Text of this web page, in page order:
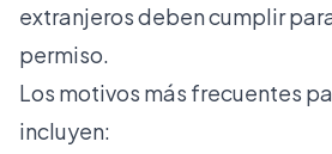
extranjeros deben cumplir
permiso.
Los motivos más frecuentes
incluyen: